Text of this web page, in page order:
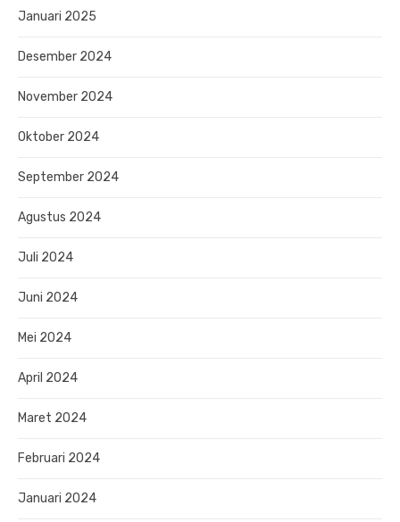
Januari 2025
Desember 2024
November 2024
Oktober 2024
September 2024
Agustus 2024
Juli 2024
Juni 2024
Mei 2024
April 2024
Maret 2024
Februari 2024
Januari 2024